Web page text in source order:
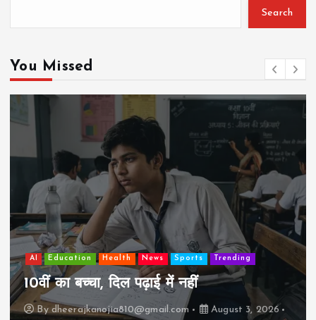
Search
You Missed
AI Education Health News Sports Trending
10वीं का बच्चा, दिल पढ़ाई में नहीं
By dheerajkanojia810@gmail.com
August 3, 2026